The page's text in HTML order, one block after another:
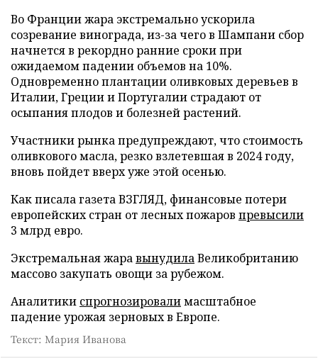
Во Франции жара экстремально ускорила
созревание винограда, из-за чего в Шампани сбор
начнется в рекордно ранние сроки при
ожидаемом падении объемов на 10%.
Одновременно плантации оливковых деревьев в
Италии, Греции и Португалии страдают от
осыпания плодов и болезней растений.
Участники рынка предупреждают, что стоимость
оливкового масла, резко взлетевшая в 2024 году,
вновь пойдет вверх уже этой осенью.
Как писала газета ВЗГЛЯД, финансовые потери
европейских стран от лесных пожаров превысили
3 млрд евро.
Экстремальная жаравынудилаВеликобританию
массово закупать овощи за рубежом.
Аналитики спрогнозировалимасштабное
падение урожая зерновых в Европе.
Текст: Мария Иванова